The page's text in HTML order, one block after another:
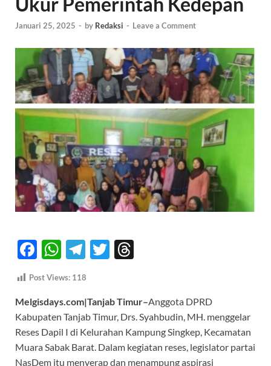
Januari 25, 2025 - by Redaksi - Leave a Comment
F
ac
e
b
o
o
W
at
s
A
p
T
el
gr
a
m
T
er a
ds
Post Views: 118
Melgisdays.com|Tanjab Timur–Anggota DPRD
Kabupaten Tanjab Timur, Drs. Syahbudin, MH. menggelar
Reses Dapil I di Kelurahan Kampung Singkep, Kecamatan
Muara Sabak Barat. Dalam kegiatan reses, legislator partai
NasDem itu menyerap dan menampung aspirasi